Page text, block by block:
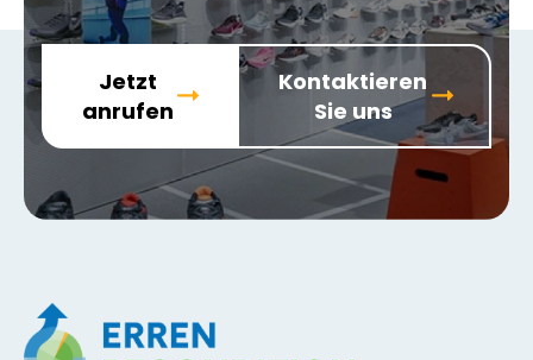
Jetzt
anrufen
Kontaktieren
Sie uns